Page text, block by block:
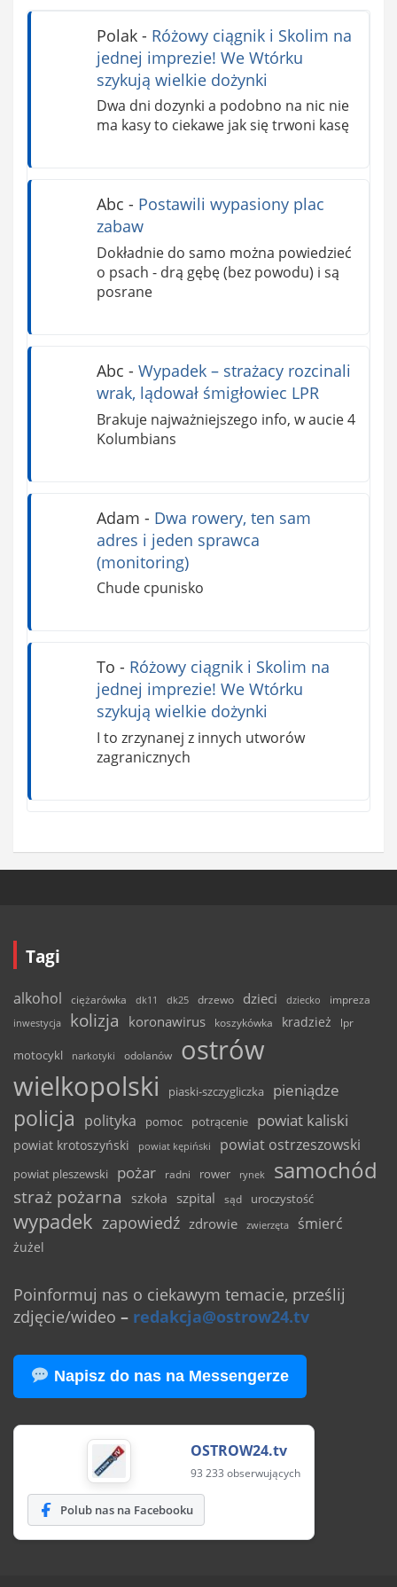
Polak- Różowy ciągnik i Skolim na
jednej imprezie! We Wtórku
szykują wielkie dożynki
Dwa dni dozynki a podobno na nic nie
ma kasy to ciekawe jak się trwoni kasę
Abc - Postawili wypasiony plac
zabaw
Dokładnie do samo można powiedzieć
o psach - drą gębę (bez powodu) i są
posrane
Abc - Wypadek – strażacy rozcinali
wrak, lądował śmigłowiec LPR
Brakuje najważniejszego info, w aucie 4
Kolumbians
Adam - Dwa rowery, ten sam
adres i jeden sprawca
(monitoring)
Chude cpunisko
To - Różowy ciągnik i Skolim na
jednej imprezie! We Wtórku
szykują wielkie dożynki
I to zrzynanej z innych utworów
zagranicznych
Tagi
alkohol ciężarówka dk11 dk25 drzewo dzieci dziecko
impreza
inwestycja
kolizja koronawirus koszykówka kradzież lpr
motocykl narkotyki odolanów
ostrów
wielkopolski
piaski-szczygliczka pieniądze
policja polityka pomoc potrącenie powiat kaliski
powiat krotoszyński powiat kępiński powiat ostrzeszowski
powiat pleszewski pożar radni rower rynek samochód
straż pożarna szkoła szpital sąd uroczystość
wypadek zapowiedź zdrowie zwierzęta śmierć
żużel
Poinformuj nas o ciekawym temacie, prześlij
zdjęcie/wideo – redakcja@ostrow24.tv
Napisz do nas na Messengerze
OSTROW24.tv
93 233 obserwujących
Polub nas na Facebooku